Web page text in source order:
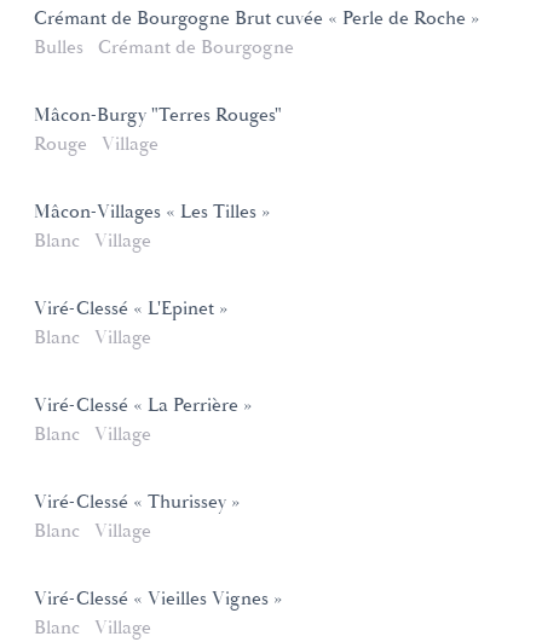
Crémant de Bourgogne Brut cuvée « Perle de Roche »
Bulles
Crémant de Bourgogne
Mâcon-Burgy "Terres Rouges"
Rouge
Village
Mâcon-Villages « Les Tilles »
Blanc
Village
Viré-Clessé « L'Epinet »
Blanc
Village
Viré-Clessé « La Perrière »
Blanc
Village
Viré-Clessé « Thurissey »
Blanc
Village
Viré-Clessé « Vieilles Vignes »
Blanc
Village